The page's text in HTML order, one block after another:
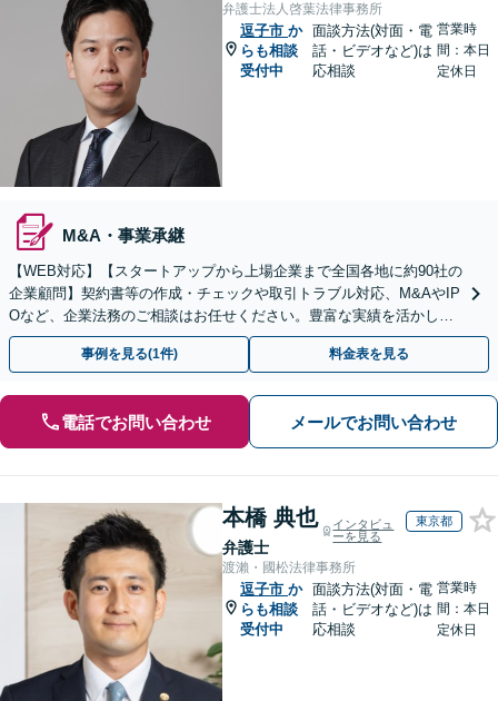
弁護士法人啓葉法律事務所
逗子市 か
らも相談
受付中
面談方法(対面・電
話・ビデオなど)は
応相談
営業時
間：本日
定休日
M&A・事業承継
【WEB対応】【スタートアップから上場企業まで全国各地に約90社の
企業顧問】契約書等の作成・チェックや取引トラブル対応、M&AやIP
Oなど、企業法務のご相談はお任せください。豊富な実績を活かし的
確に対応を進めてまいります。
事例を見る(1件) 料金表を見る
電話でお問い合わせ メールでお問い合わせ
本橋 典也
弁護士
インタビュ
ーを見る
東京都
渡瀨・國松法律事務所
逗子市 か
らも相談
受付中
面談方法(対面・電
話・ビデオなど)は
応相談
営業時
間：本日
定休日